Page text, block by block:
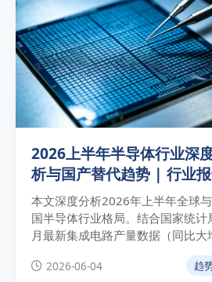
2026上半年半导体行业深
析与国产替代趋势 | 行业
本文深度分析2026年上半年全球
国半导体行业格局。结合国家统计
月最新集成电路产量数据（同比大
24.7%）与WSTS最新预测，剖析
力引爆的高端存储芯片周期性爆发
2026-06-04 趋